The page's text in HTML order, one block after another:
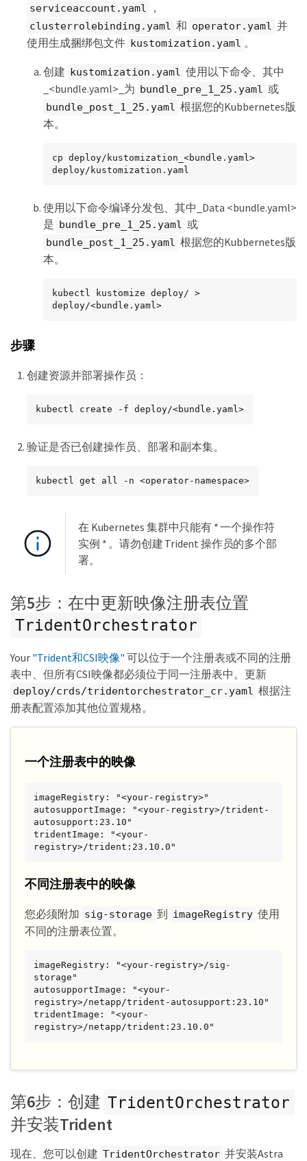
serviceaccount.yaml ，
clusterrolebinding.yaml 和 operator.yaml 并
使用生成捆绑包文件 kustomization.yaml 。
创建 kustomization.yaml 使用以下命令、其中
_<bundle.yaml>_为 bundle_pre_1_25.yaml 或
bundle_post_1_25.yaml 根据您的Kubbernetes版
本。
cp deploy/kustomization_<bundle.yaml>
deploy/kustomization.yaml
使用以下命令编译分发包、其中_Data <bundle.yaml>
是 bundle_pre_1_25.yaml 或
bundle_post_1_25.yaml 根据您的Kubbernetes版
本。
kubectl kustomize deploy/ >
deploy/<bundle.yaml>
步骤
创建资源并部署操作员：
kubectl create -f deploy/<bundle.yaml>
验证是否已创建操作员、部署和副本集。
kubectl get all -n <operator-namespace>
在 Kubernetes 集群中只能有 * 一个操作符
实例 * 。请勿创建 Trident 操作员的多个部
署。
第5步：在中更新映像注册表位置
TridentOrchestrator
Your "Trident和CSI映像" 可以位于一个注册表或不同的注册
表中、但所有CSI映像都必须位于同一注册表中。更新
deploy/crds/tridentorchestrator_cr.yaml 根据注
册表配置添加其他位置规格。
一个注册表中的映像
imageRegistry: "<your-registry>"
autosupportImage: "<your-registry>/trident-
autosupport:23.10"
tridentImage: "<your-
registry>/trident:23.10.0"
不同注册表中的映像
您必须附加 sig-storage 到 imageRegistry 使用
不同的注册表位置。
imageRegistry: "<your-registry>/sig-
storage"
autosupportImage: "<your-
registry>/netapp/trident-autosupport:23.10"
tridentImage: "<your-
registry>/netapp/trident:23.10.0"
第6步：创建 TridentOrchestrator
并安装Trident
现在、您可以创建 TridentOrchestrator 并安装Astra